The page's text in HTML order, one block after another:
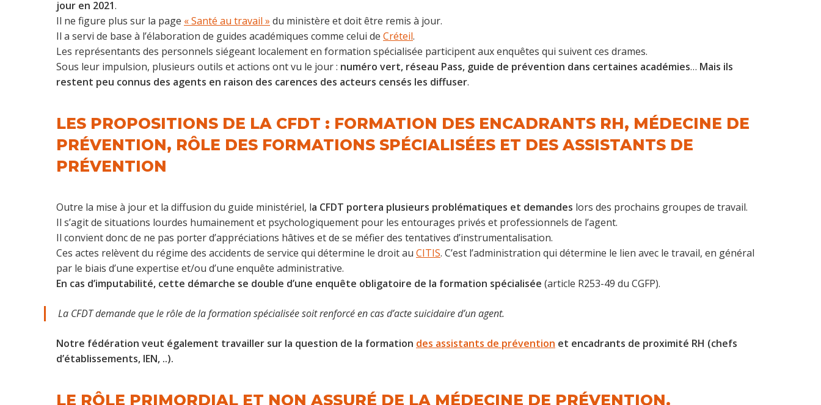
jour en 2021.
Il ne figure plus sur la page « Santé au travail » du ministère et doit être remis à jour.
Il a servi de base à l’élaboration de guides académiques comme celui de Créteil.
Les représentants des personnels siégeant localement en formation spécialisée participent aux enquêtes qui suivent ces drames.
Sous leur impulsion, plusieurs outils et actions ont vu le jour : numéro vert, réseau Pass, guide de prévention dans certaines académies… Mais ils
restent peu connus des agents en raison des carences des acteurs censés les diffuser.
LES PROPOSITIONS DE LA CFDT : FORMATION DES ENCADRANTS RH, MÉDECINE DE
PRÉVENTION, RÔLE DES FORMATIONS SPÉCIALISÉES ET DES ASSISTANTS DE
PRÉVENTION
Outre la mise à jour et la diffusion du guide ministériel, la CFDT portera plusieurs problématiques et demandes lors des prochains groupes de travail.
Il s’agit de situations lourdes humainement et psychologiquement pour les entourages privés et professionnels de l’agent.
Il convient donc de ne pas porter d’appréciations hâtives et de se méfier des tentatives d’instrumentalisation.
Ces actes relèvent du régime des accidents de service qui détermine le droit au CITIS. C’est l’administration qui détermine le lien avec le travail, en général
par le biais d’une expertise et/ou d’une enquête administrative.
En cas d’imputabilité, cette démarche se double d’une enquête obligatoire de la formation spécialisée (article R253-49 du CGFP).
La CFDT demande que le rôle de la formation spécialisée soit renforcé en cas d’acte suicidaire d’un agent.
Notre fédération veut également travailler sur la question de la formation des assistants de prévention et encadrants de proximité RH (chefs
d’établissements, IEN, ..).
LE RÔLE PRIMORDIAL ET NON ASSURÉ DE LA MÉDECINE DE PRÉVENTION.